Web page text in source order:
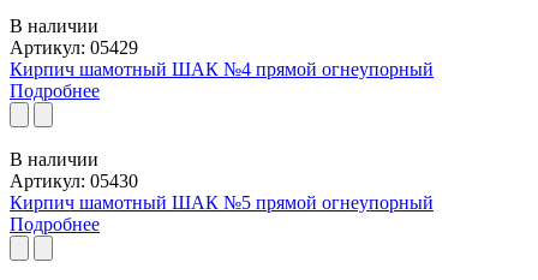
В наличии
Артикул: 05429
Кирпич шамотный ШАК №4 прямой огнеупорный
Подробнее
В наличии
Артикул: 05430
Кирпич шамотный ШАК №5 прямой огнеупорный
Подробнее